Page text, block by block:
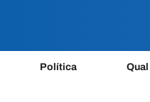
Política